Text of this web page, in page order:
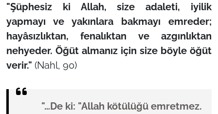
"Şüphesiz ki Allah, size adaleti, iyilik
yapmayı ve yakınlara bakmayı emreder;
hayâsızlıktan, fenalıktan ve azgınlıktan
nehyeder. Öğüt almanız için size böyle öğüt
verir." (Nahl, 90)
"…De ki: "Allah kötülüğü emretmez.